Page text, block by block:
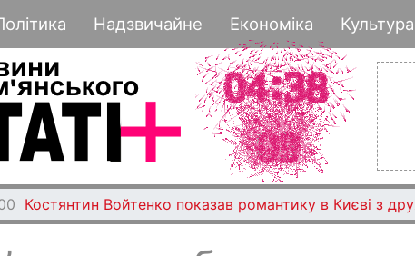
до
навигация
Надзвичайне Економіка Культура
Костянтин Войтенко показав романтику в Києві з